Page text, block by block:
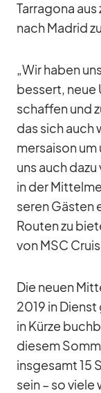
Tar­ra­gona
nach Ma­drid
„Wir ha­ben
bes­sert,
schaf­fen und
das sich
mer­sai­son
uns auch
in der
se­ren Gäs­ten
Rou­ten zu
von MSC
Die neuen
2019 in
in Kürze
die­sem
ins­ge­samt 15
sein – so viele